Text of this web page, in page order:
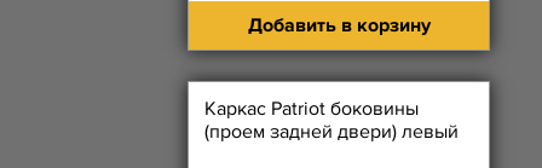
Добавить в корзину
Каркас Patriot боковины
(проем задней двери) левый